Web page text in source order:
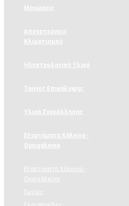
Μονώσεις
Αποχετεύσεις
Κλιματισμού
Ηλεκτρολογικό Υλικό
Ταινίες Επικάλυψης
Υλικά Συγκόλλησης
Εξαρτήματα Χάλκινα -
Ορειχάλκινα
Εξαρτήματα Χάλκινα -
Ορειχάλκινα
Γωνίες